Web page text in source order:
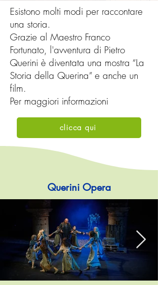
Esistono molti modi per raccontare
una storia.
Grazie al Maestro Franco
Fortunato, l'avventura di Pietro
Querini è diventata una mostra “La
Storia della Querina” e anche un
film.
Per maggiori informazioni
clicca qui
Querini Opera